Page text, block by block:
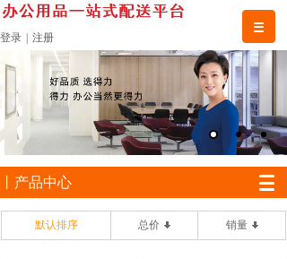
登录 注册
丨产品中心
默认排序 总价 销量